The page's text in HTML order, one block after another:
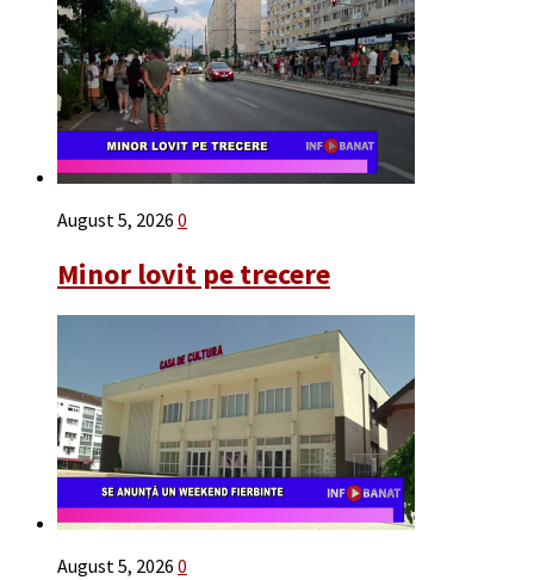
August 5, 2026 0
Minor lovit pe trecere
August 5, 2026 0